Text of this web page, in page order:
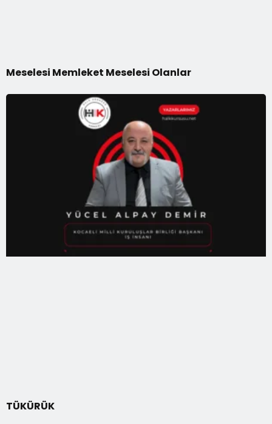
Meselesi Memleket Meselesi Olanlar
TÜKÜRÜK